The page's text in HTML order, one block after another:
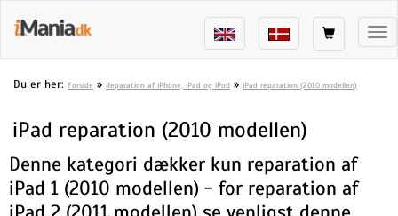
Du er her: Forside » Reparation af iPhone, iPad og iPod » iPad reparation (2010 modellen)
iPad reparation (2010 modellen)
Denne kategori dækker kun reparation af
iPad 1 (2010 modellen) - for reparation af